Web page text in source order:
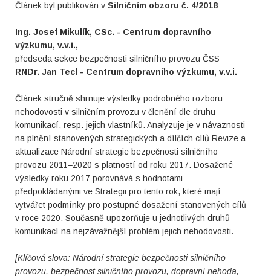
Článek byl publikován v Silničním obzoru č. 4/2018
Ing. Josef Mikulík, CSc. - Centrum dopravního
výzkumu, v.v.i.,
předseda sekce bezpečnosti silničního provozu ČSS
RNDr. Jan Tecl - Centrum dopravního výzkumu, v.v.i.
Článek stručně shrnuje výsledky podrobného rozboru
nehodovosti v silničním provozu v členění dle druhu
komunikací, resp. jejich vlastníků. Analyzuje je v návaznosti
na plnění stanovených strategických a dílčích cílů Revize a
aktualizace Národní strategie bezpečnosti silničního
provozu 2011–2020 s platností od roku 2017. Dosažené
výsledky roku 2017 porovnává s hodnotami
předpokládanými ve Strategii pro tento rok, které mají
vytvářet podmínky pro postupné dosažení stanovených cílů
v roce 2020. Současně upozorňuje u jednotlivých druhů
komunikací na nejzávažnější problém jejich nehodovosti.
[Klíčová slova: Národní strategie bezpečnosti silničního
provozu, bezpečnost silničního provozu, dopravní nehoda,